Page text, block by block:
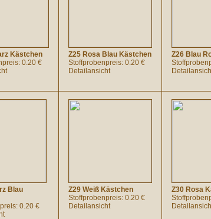
Kästchen
0.20 €
Z25 Rosa Blau Kästchen
Stoffprobenpreis: 0.20 €
Detailansicht
Z26 Blau
Blau
0.20 €
Z29 Weiß Kästchen
Stoffprobenpreis: 0.20 €
Detailansicht
Z30 Rosa